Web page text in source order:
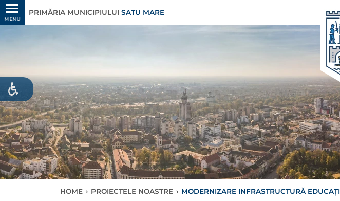
MENU
PRIMĂRIA MUNICIPIULUI SATU MARE
HOME › PROIECTELE NOASTRE › MODERNIZARE INFRASTRUCTURĂ